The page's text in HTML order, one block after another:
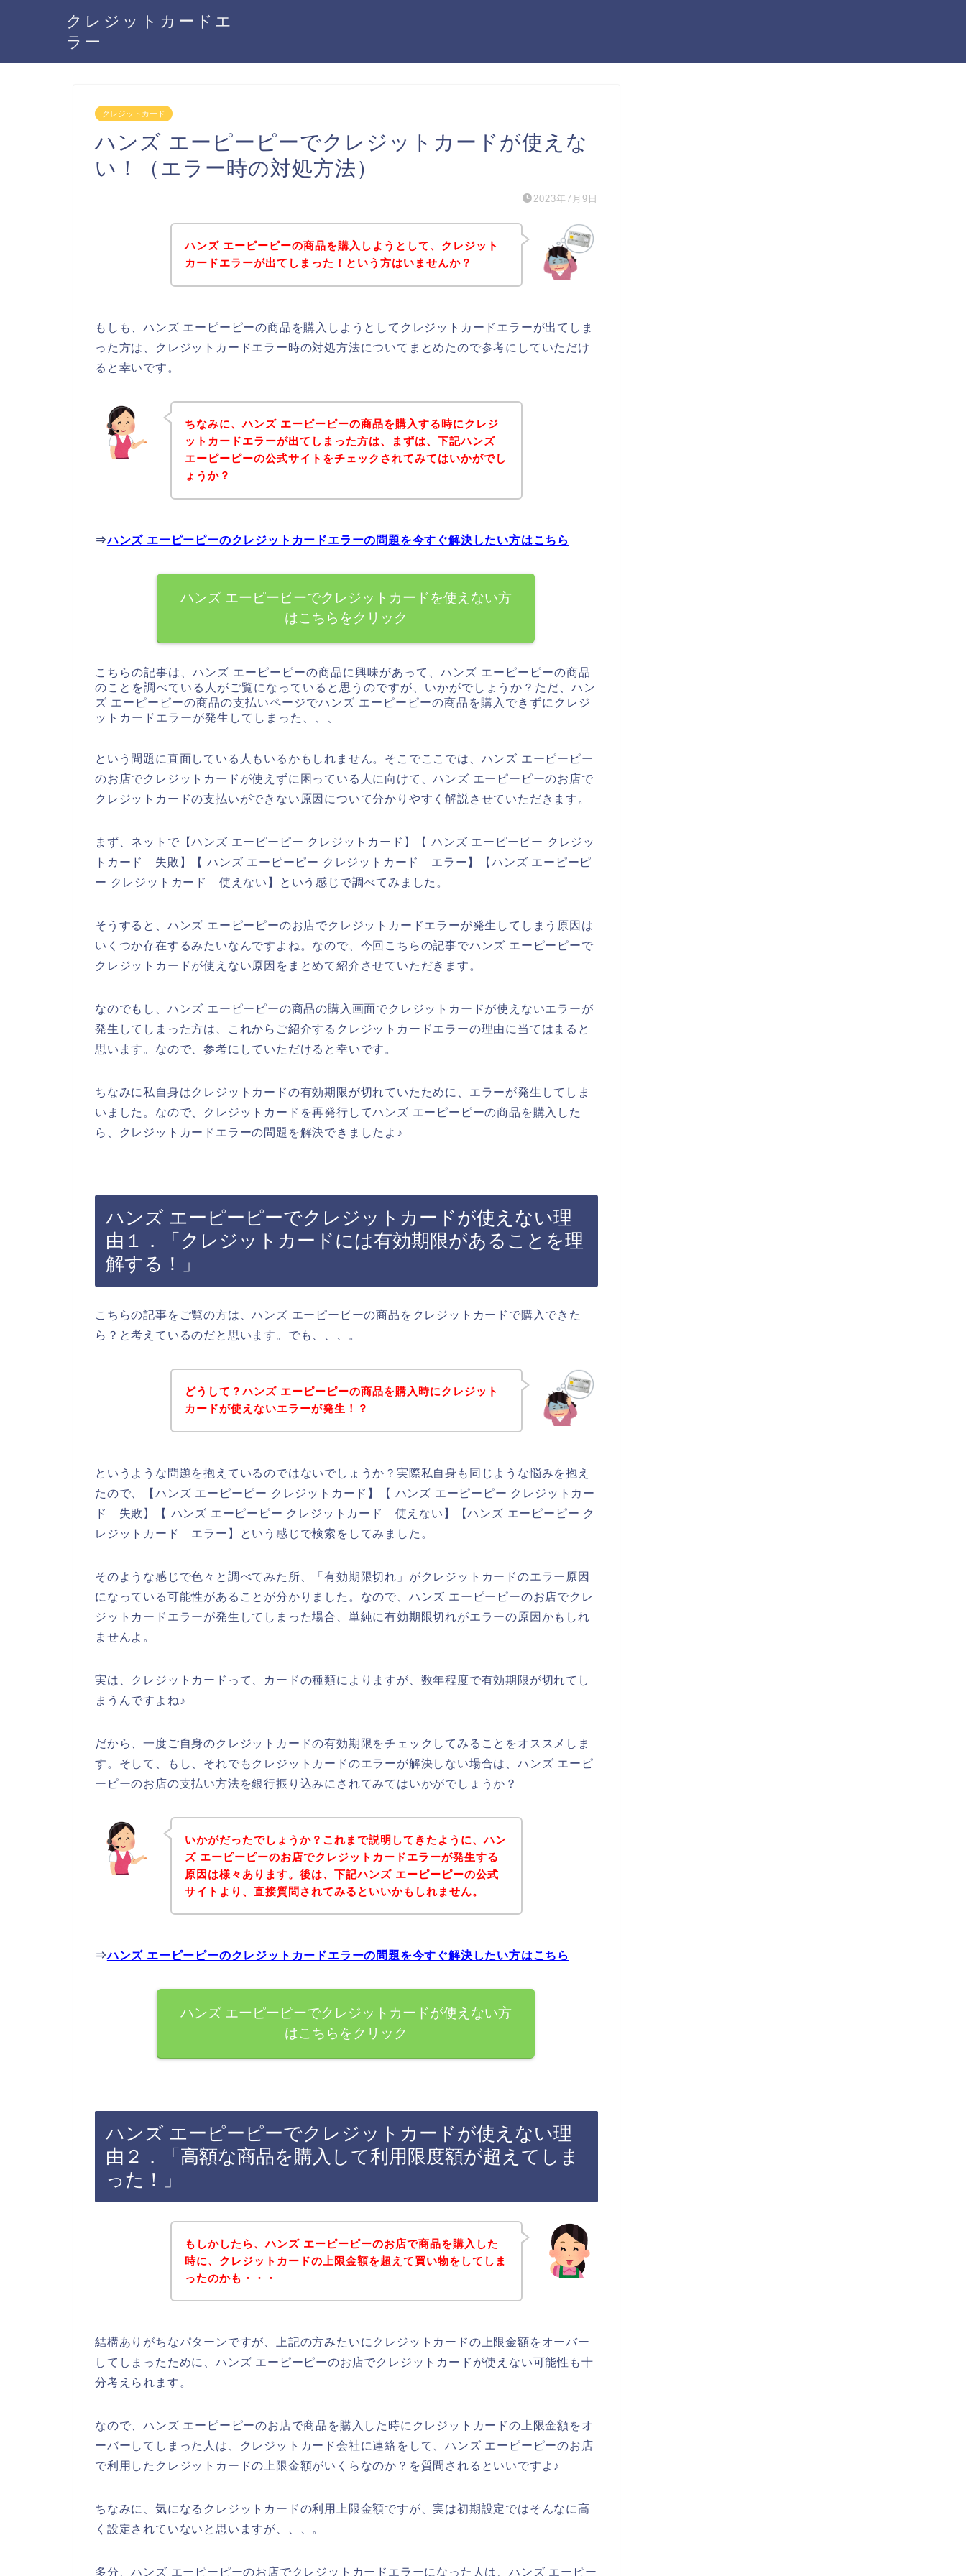
クレジットカードエ
ラー
クレジットカード
ハンズ エーピーピーでクレジットカードが使えな
い！（エラー時の対処方法）
2023年7月9日
ハンズ エーピーピーの商品を購入しようとして、クレジット
カードエラーが出てしまった！という方はいませんか？
もしも、ハンズ エーピーピーの商品を購入しようとしてクレジットカードエラーが出てしま
った方は、クレジットカードエラー時の対処方法についてまとめたので参考にしていただけ
ると幸いです。
ちなみに、ハンズ エーピーピーの商品を購入する時にクレジ
ットカードエラーが出てしまった方は、まずは、下記ハンズ
エーピーピーの公式サイトをチェックされてみてはいかがでし
ょうか？
⇒ハンズ エーピーピーのクレジットカードエラーの問題を今すぐ解決したい方はこちら
ハンズ エーピーピーでクレジットカードを使えない方
はこちらをクリック
こちらの記事は、ハンズ エーピーピーの商品に興味があって、ハンズ エーピーピーの商品
のことを調べている人がご覧になっていると思うのですが、いかがでしょうか？ただ、ハン
ズ エーピーピーの商品の支払いページでハンズ エーピーピーの商品を購入できずにクレジ
ットカードエラーが発生してしまった、、、
という問題に直面している人もいるかもしれません。そこでここでは、ハンズ エーピーピー
のお店でクレジットカードが使えずに困っている人に向けて、ハンズ エーピーピーのお店で
クレジットカードの支払いができない原因について分かりやすく解説させていただきます。
まず、ネットで【ハンズ エーピーピー クレジットカード】【 ハンズ エーピーピー クレジッ
トカード 失敗】【 ハンズ エーピーピー クレジットカード エラー】【ハンズ エーピーピ
ー クレジットカード 使えない】という感じで調べてみました。
そうすると、ハンズ エーピーピーのお店でクレジットカードエラーが発生してしまう原因は
いくつか存在するみたいなんですよね。なので、今回こちらの記事でハンズ エーピーピーで
クレジットカードが使えない原因をまとめて紹介させていただきます。
なのでもし、ハンズ エーピーピーの商品の購入画面でクレジットカードが使えないエラーが
発生してしまった方は、これからご紹介するクレジットカードエラーの理由に当てはまると
思います。なので、参考にしていただけると幸いです。
ちなみに私自身はクレジットカードの有効期限が切れていたために、エラーが発生してしま
いました。なので、クレジットカードを再発行してハンズ エーピーピーの商品を購入した
ら、クレジットカードエラーの問題を解決できましたよ♪
ハンズ エーピーピーでクレジットカードが使えない理
由１．「クレジットカードには有効期限があることを理
解する！」
こちらの記事をご覧の方は、ハンズ エーピーピーの商品をクレジットカードで購入できた
ら？と考えているのだと思います。でも、、、。
どうして？ハンズ エーピーピーの商品を購入時にクレジット
カードが使えないエラーが発生！？
というような問題を抱えているのではないでしょうか？実際私自身も同じような悩みを抱え
たので、【ハンズ エーピーピー クレジットカード】【 ハンズ エーピーピー クレジットカー
ド 失敗】【 ハンズ エーピーピー クレジットカード 使えない】【ハンズ エーピーピー ク
レジットカード エラー】という感じで検索をしてみました。
そのような感じで色々と調べてみた所、「有効期限切れ」がクレジットカードのエラー原因
になっている可能性があることが分かりました。なので、ハンズ エーピーピーのお店でクレ
ジットカードエラーが発生してしまった場合、単純に有効期限切れがエラーの原因かもしれ
ませんよ。
実は、クレジットカードって、カードの種類によりますが、数年程度で有効期限が切れてし
まうんですよね♪
だから、一度ご自身のクレジットカードの有効期限をチェックしてみることをオススメしま
す。そして、もし、それでもクレジットカードのエラーが解決しない場合は、ハンズ エーピ
ーピーのお店の支払い方法を銀行振り込みにされてみてはいかがでしょうか？
いかがだったでしょうか？これまで説明してきたように、ハン
ズ エーピーピーのお店でクレジットカードエラーが発生する
原因は様々あります。後は、下記ハンズ エーピーピーの公式
サイトより、直接質問されてみるといいかもしれません。
⇒ハンズ エーピーピーのクレジットカードエラーの問題を今すぐ解決したい方はこちら
ハンズ エーピーピーでクレジットカードが使えない方
はこちらをクリック
ハンズ エーピーピーでクレジットカードが使えない理
由２．「高額な商品を購入して利用限度額が超えてしま
った！」
もしかしたら、ハンズ エーピーピーのお店で商品を購入した
時に、クレジットカードの上限金額を超えて買い物をしてしま
ったのかも・・・
結構ありがちなパターンですが、上記の方みたいにクレジットカードの上限金額をオーバー
してしまったために、ハンズ エーピーピーのお店でクレジットカードが使えない可能性も十
分考えられます。
なので、ハンズ エーピーピーのお店で商品を購入した時にクレジットカードの上限金額をオ
ーバーしてしまった人は、クレジットカード会社に連絡をして、ハンズ エーピーピーのお店
で利用したクレジットカードの上限金額がいくらなのか？を質問されるといいですよ♪
ちなみに、気になるクレジットカードの利用上限金額ですが、実は初期設定ではそんなに高
く設定されていないと思いますが、、、。
多分、ハンズ エーピーピーのお店でクレジットカードエラーになった人は、ハンズ エーピー